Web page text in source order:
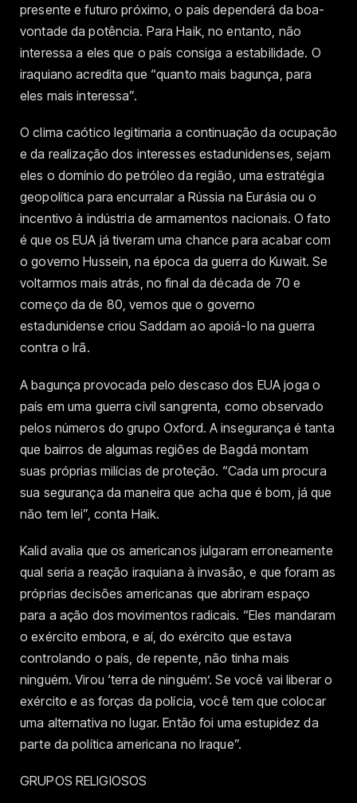
presente e futuro próximo, o país dependerá da boa-
vontade da potência. Para Haik, no entanto, não
interessa a eles que o país consiga a estabilidade. O
iraquiano acredita que “quanto mais bagunça, para
eles mais interessa”.
O clima caótico legitimaria a continuação da ocupação
e da realização dos interesses estadunidenses, sejam
eles o domínio do petróleo da região, uma estratégia
geopolítica para encurralar a Rússia na Eurásia ou o
incentivo à indústria de armamentos nacionais. O fato
é que os EUA já tiveram uma chance para acabar com
o governo Hussein, na época da guerra do Kuwait. Se
voltarmos mais atrás, no final da década de 70 e
começo da de 80, vemos que o governo
estadunidense criou Saddam ao apoiá-lo na guerra
contra o Irã.
A bagunça provocada pelo descaso dos EUA joga o
país em uma guerra civil sangrenta, como observado
pelos números do grupo Oxford. A insegurança é tanta
que bairros de algumas regiões de Bagdá montam
suas próprias milícias de proteção. “Cada um procura
sua segurança da maneira que acha que é bom, já que
não tem lei”, conta Haik.
Kalid avalia que os americanos julgaram erroneamente
qual seria a reação iraquiana à invasão, e que foram as
próprias decisões americanas que abriram espaço
para a ação dos movimentos radicais. “Eles mandaram
o exército embora, e aí, do exército que estava
controlando o país, de repente, não tinha mais
ninguém. Virou ‘terra de ninguém’. Se você vai liberar o
exército e as forças da polícia, você tem que colocar
uma alternativa no lugar. Então foi uma estupidez da
parte da política americana no Iraque”.
GRUPOS RELIGIOSOS